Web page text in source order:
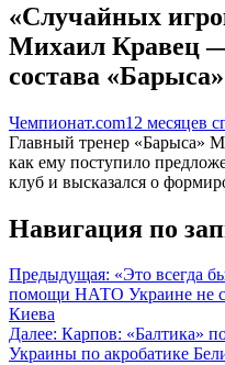
«Случайных
Михаил Кравец
состава «Барыса»
Чемпионат.com12 месяцев
Главный тренер «Барыса»
как ему поступило
клуб и высказался о
Навигация по
Предыдущая: «Это всегда
помощи НАТО Украине не
Киева
Далее: Карпов: «Балтика»
Украины по акробатике